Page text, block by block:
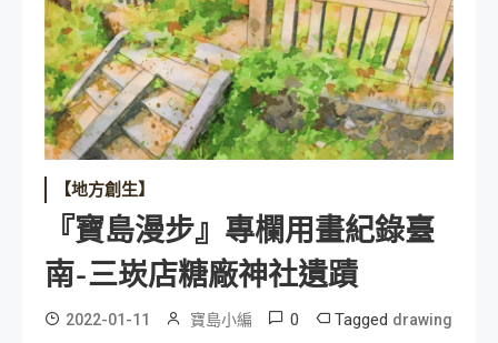
【地方創生】
『寶島漫步』專欄用畫紀錄臺
南-三崁店糖廠神社遺蹟
2022-01-11 寶島小編 0 Tagged drawing